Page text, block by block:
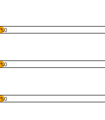
%0
%0
%0